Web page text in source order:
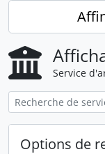
Service
Options de